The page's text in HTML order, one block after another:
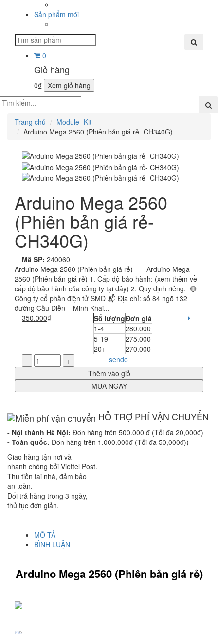
Sản phẩm mới
0
Giỏ hàng
0₫ Xem giỏ hàng
Trang chủ
Module -Kit
Arduino Mega 2560 (Phiên bản giá rẻ- CH340G)
Arduino Mega 2560
(Phiên bản giá rẻ-
CH340G)
Mã SP: 240060
Arduino Mega 2560 (Phiên bản giá rẻ) Arduino Mega
2560 (Phiên bản giá rẻ) 1. Cấp độ bảo hành: (xem thêm về
cấp độ bảo hành của công ty tại đây) 2. Quy định riêng: 🔴
Công ty cổ phần điện tử SMD 📬 Địa chỉ: số 84 ngõ 132
đường Cầu Diễn – Minh Khai...
350.000₫
Số lượngĐơn giá
1-4
280.000
5-19
275.000
20+
270.000
-
+
Thêm vào giỏ
MUA NGAY
sendo
HỖ TRỢ PHÍ VẬN CHUYỂN
- Nội thành Hà Nội: Đơn hàng trên 500.000 đ (Tối đa 20,000đ)
- Toàn quốc: Đơn hàng trên 1.000.000đ (Tối đa 50,000đ))
Giao hàng tận nơi và
nhanh chóng bởi Viettel Post.
Thu tiền tại nhà, đảm bảo
an toàn.
Đổi trả hàng trong 3 ngày,
thủ tục đơn giản.
MÔ TẢ
BÌNH LUẬN
Arduino Mega 2560 (Phiên bản giá rẻ)